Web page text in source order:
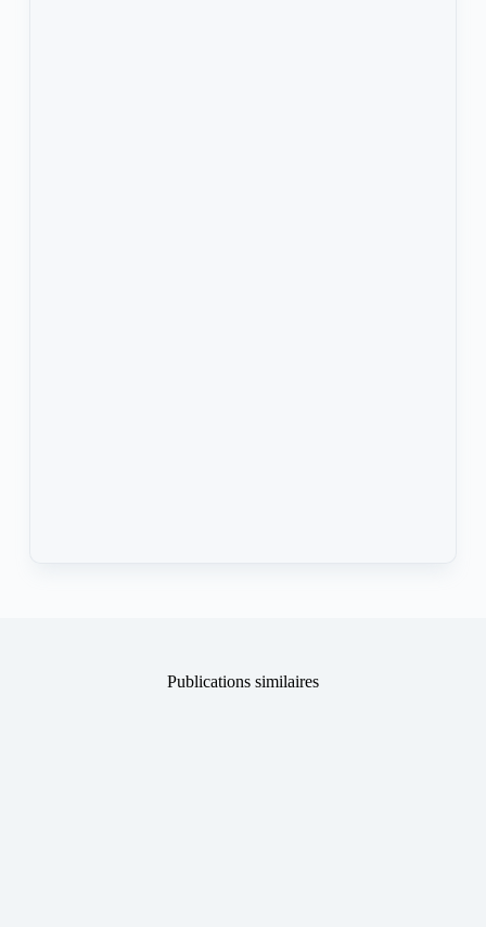
Publications similaires